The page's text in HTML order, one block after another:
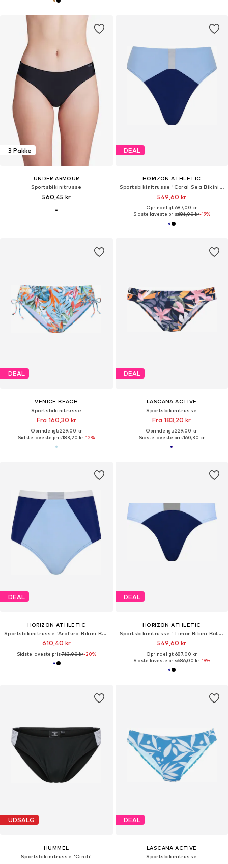
3 Pakke
UNDER ARMOUR
Sportsbikinitrusse
560,45 kr
DEAL
HORIZON ATHLETIC
Sportsbikinitrusse 'Coral Sea Bikini Bottom Luna'
549,60 kr
Oprindeligt: 687,00 kr
Sidste laveste pris:686,00 kr-19%
DEAL
VENICE BEACH
Sportsbikinitrusse
Fra 160,30 kr
Oprindeligt: 229,00 kr
Sidste laveste pris:183,20 kr-12%
DEAL
LASCANA ACTIVE
Sportsbikinitrusse
Fra 183,20 kr
Oprindeligt: 229,00 kr
Sidste laveste pris:160,30 kr
DEAL
HORIZON ATHLETIC
Sportsbikinitrusse 'Arafura Bikini Bottom Luna'
610,40 kr
Sidste laveste pris:763,00 kr-20%
DEAL
HORIZON ATHLETIC
Sportsbikinitrusse 'Timor Bikini Bottom Luna'
549,60 kr
Oprindeligt: 687,00 kr
Sidste laveste pris:686,00 kr-19%
UDSALG
HUMMEL
Sportsbikinitrusse 'Cindi'
DEAL
LASCANA ACTIVE
Sportsbikinitrusse